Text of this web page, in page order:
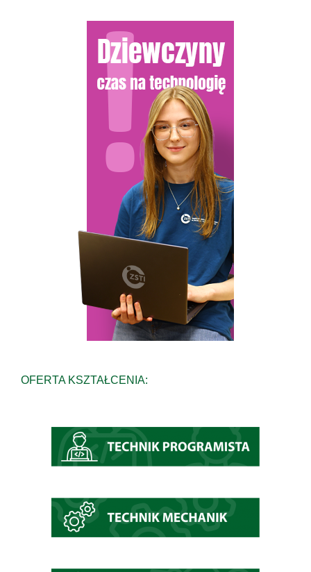
OFERTA KSZTAŁCENIA: